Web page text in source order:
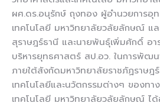
ผศ.ดร.อนุรักษ์ ถุงทอง ผู้อำนวยการอุ
เทคโนโลยี มหาวิทยาลัยวลัยลักษณ์ แล
สุราษฎร์ธานี และนายพันธุ์เพิ่มศักดิ์ อ
บริหารยุทธศาสตร์ สป.อว. ในการพั
ภายใต้สังกัดมหาวิทยาลัยราชภัฏราษฎร์
เทคโนโลยีและนวัตกรรมต่างๆ ของท
เทคโนโลยี มหาวิทยาลัยวลัยลักษณ์ ไ